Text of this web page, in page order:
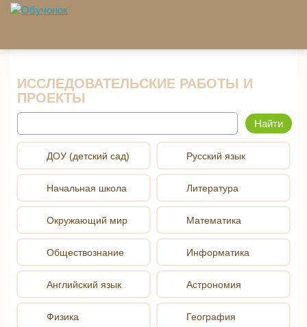
Перейти к основному содержанию
ИССЛЕДОВАТЕЛЬСКИЕ РАБОТЫ И
ПРОЕКТЫ
ДОУ (детский сад)
Начальная школа
Окружающий мир
Обществознание
Английский язык
Русский язык
Литература
Математика
Информатика
Астрономия
Физика География